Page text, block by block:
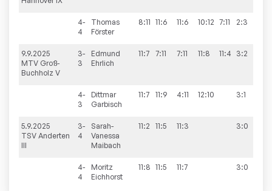
4-
4
Thomas
Förster
8:11 11:6 11:6 10:12 7:11 2:3
9.9.2025
MTV Groß-
Buchholz V
3-
3
Edmund
Ehrlich
11:7 7:11 7:11 11:8 11:4 3:2
4-
3
Dittmar
Garbisch
11:7 11:9 4:11 12:10 3:1
5.9.2025
TSV Anderten
III
3-
4
Sarah-
Vanessa
Maibach
11:2 11:5 11:3 3:0
4-
4
Moritz
Eichhorst
11:8 11:5 11:7 3:0